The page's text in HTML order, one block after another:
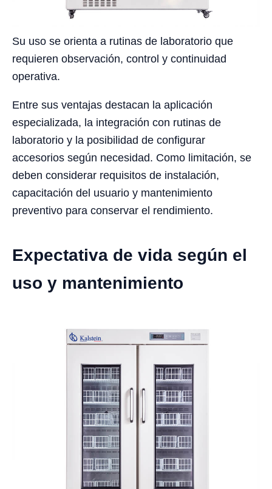
Su uso se orienta a rutinas de laboratorio que
requieren observación, control y continuidad
operativa.
Entre sus ventajas destacan la aplicación
especializada, la integración con rutinas de
laboratorio y la posibilidad de configurar
accesorios según necesidad. Como limitación, se
deben considerar requisitos de instalación,
capacitación del usuario y mantenimiento
preventivo para conservar el rendimiento.
Expectativa de vida según el
uso y mantenimiento